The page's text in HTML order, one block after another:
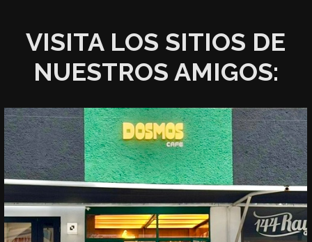
VISITA LOS SITIOS DE
NUESTROS AMIGOS: